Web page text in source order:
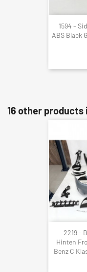
1594 -
ABS Black
16 other
2219 -
Hinten
Benz C